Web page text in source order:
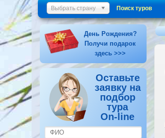
Выбрать страну Поиск туров
День Рождения?
Получи подарок
здесь >>>
Оставьте
заявку на
подбор
тура
On-line